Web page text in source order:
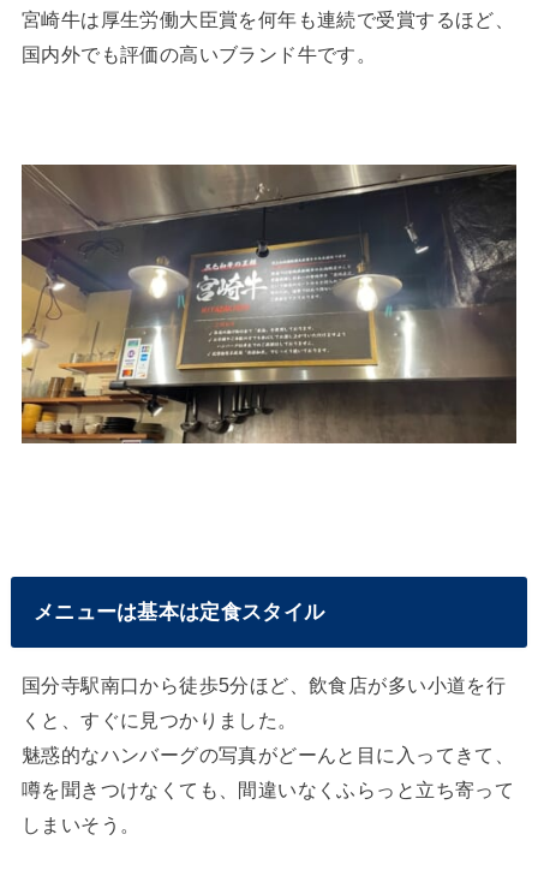
宮崎牛は厚生労働大臣賞を何年も連続で受賞するほど、
国内外でも評価の高いブランド牛です。
メニューは基本は定食スタイル
国分寺駅南口から徒歩5分ほど、飲食店が多い小道を行
くと、すぐに見つかりました。
魅惑的なハンバーグの写真がどーんと目に入ってきて、
噂を聞きつけなくても、間違いなくふらっと立ち寄って
しまいそう。